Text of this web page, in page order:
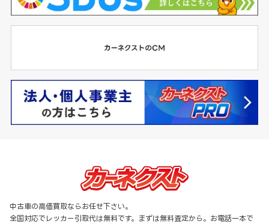
中古車の高価買取ならお任せ下さい。
全国対応でレッカー引取代は無料です。まずは無料査定から。お電話一本で